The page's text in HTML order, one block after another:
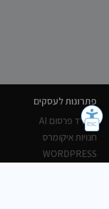
פתרונות לעסקים
משרד פרסום AI
חנויות איקומרס
WORDPRESS